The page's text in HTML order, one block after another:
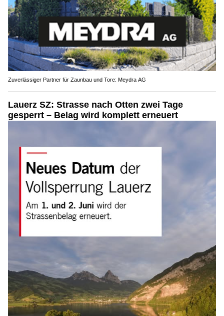
Zuverlässiger Partner für Zaunbau und Tore: Meydra AG
Lauerz SZ: Strasse nach Otten zwei Tage
gesperrt – Belag wird komplett erneuert